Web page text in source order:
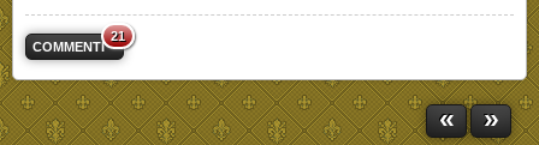
COMMENTI
21
« »